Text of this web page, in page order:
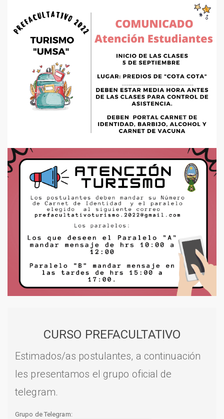
CURSO PREFACULTATIVO
Estimados/as postulantes, a continuación
les presentamos el grupo oficial de
telegram.
Grupo de Telegram: